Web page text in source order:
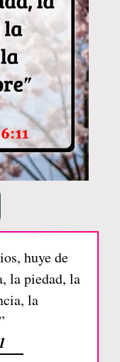
huye de
la piedad, la
la